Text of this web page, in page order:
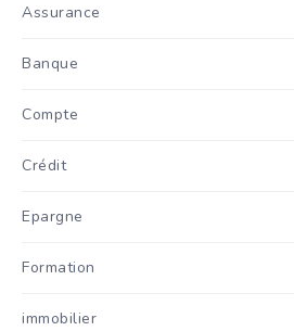
Assurance
Banque
Compte
Crédit
Epargne
Formation
immobilier